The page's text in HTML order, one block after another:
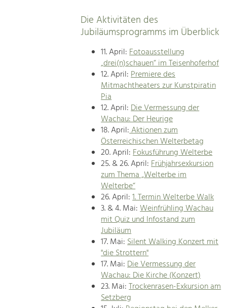
Die Aktivitäten des
Jubiläumsprogramms im Überblick
11. April:Fotoausstellung
„drei(n)schauen“ im Teisenhoferhof
12. April:Premiere des
Mitmachtheaters zur Kunstpiratin
Pia
12. April:Die Vermessung der
Wachau: Der Heurige
18. April:Aktionen zum
Österreichischen Welterbetag
20. April:Fokusführung Welterbe
25. & 26. April:Frühjahrsexkursion
zum Thema „Welterbe im
Welterbe“
26. April:1. Termin Welterbe Walk
3. & 4. Mai:Weinfrühling Wachau
mit Quiz und Infostand zum
Jubiläum
17. Mai:Silent Walking Konzert mit
"die Strottern"
17. Mai:Die Vermessung der
Wachau: Die Kirche (Konzert)
23. Mai:Trockenrasen-Exkursion am
Setzberg